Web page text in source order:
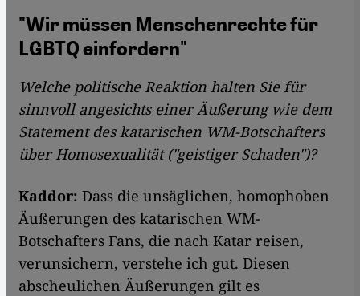
"Wir müssen Menschenrechte für
LGBTQ einfordern"
Welche politische Reaktion halten Sie für
sinnvoll angesichts einer Äußerung wie dem
Statement des katarischen WM-Botschafters
über Homosexualität ("geistiger Schaden")?
Kaddor: Dass die unsäglichen, homophoben
Äußerungen des katarischen WM-
Botschafters Fans, die nach Katar reisen,
verunsichern, verstehe ich gut. Diesen
abscheulichen Äußerungen gilt es